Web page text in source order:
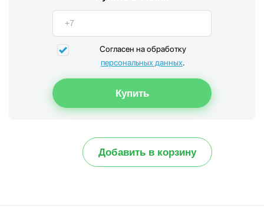
Согласен на обработку
персональных данных.
Добавить в корзину